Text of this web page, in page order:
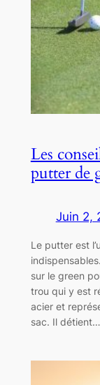
Les
putter de
Juin 2,
Le putter est
sur le green
trou qui y est
acier et
sac. Il détient…